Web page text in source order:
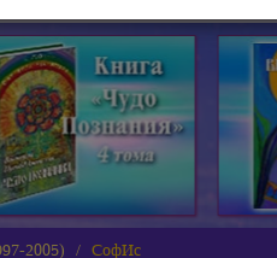
2005) СофИс